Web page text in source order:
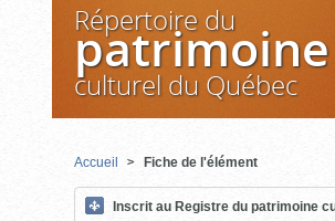
Répertoire du
patrimoine
culturel du Québec
Accueil Fiche de l'élément
Inscrit au Registre du patrimoine